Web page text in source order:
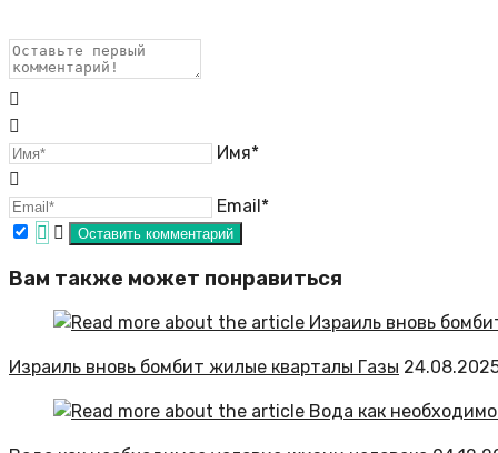
Имя*
Email*
Вам также может понравиться
Израиль вновь бомбит жилые кварталы Газы